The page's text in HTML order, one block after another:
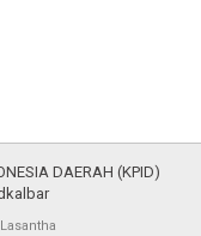
DAERAH (KPID)
kalbar
Lasantha